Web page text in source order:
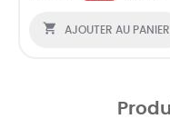
 AJOUTER AU PANIER